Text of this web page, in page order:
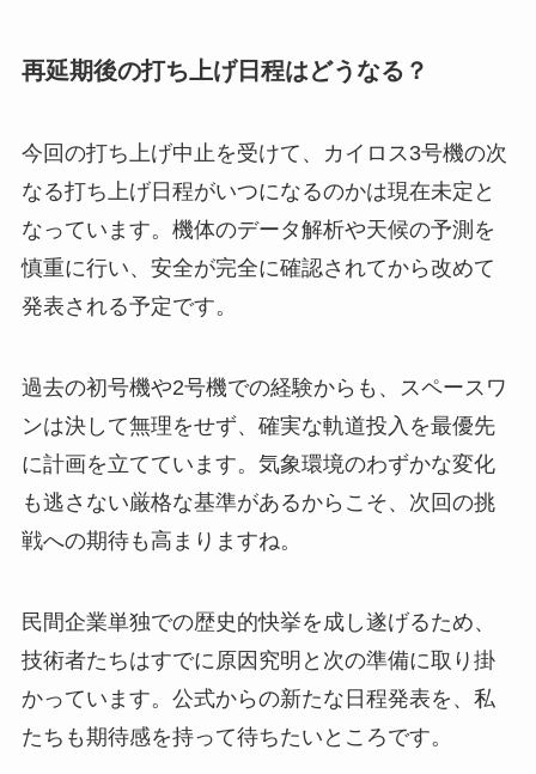
再延期後の打ち上げ日程はどうなる？
今回の打ち上げ中止を受けて、カイロス3号機の次
なる打ち上げ日程がいつになるのかは現在未定と
なっています。機体のデータ解析や天候の予測を
慎重に行い、安全が完全に確認されてから改めて
発表される予定です。
過去の初号機や2号機での経験からも、スペースワ
ンは決して無理をせず、確実な軌道投入を最優先
に計画を立てています。気象環境のわずかな変化
も逃さない厳格な基準があるからこそ、次回の挑
戦への期待も高まりますね。
民間企業単独での歴史的快挙を成し遂げるため、
技術者たちはすでに原因究明と次の準備に取り掛
かっています。公式からの新たな日程発表を、私
たちも期待感を持って待ちたいところです。